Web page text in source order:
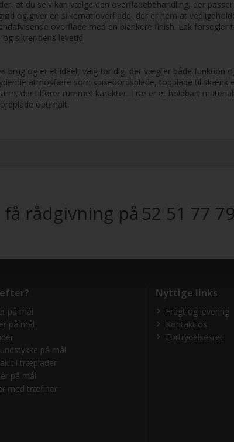
at du selv kan vælge den overfladebehandling, der
og giver en silkemat overflade, der er nem at
overflade med en blankere finish. Lak
sikrer dens levetid.
brug og er et ideelt valg for dig, der vægter både funktion
atmosfære som spisebordsplade, topplade til
der tilfører rummet karakter. Træ er et holdbart
optimalt.
få rådgivning på 52 51 77 79
på mål
på mål
på mål
til træplader
på mål
med træfiner
Nyttige links
Fragt og levering
Kontakt os
Fortrydelsesret